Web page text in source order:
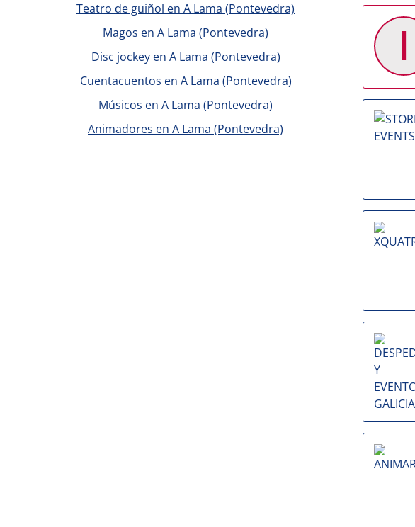
I
Teatro de guiñol en A Lama (Pontevedra)
Magos en A Lama (Pontevedra)
Disc jockey en A Lama (Pontevedra)
Cuentacuentos en A Lama (Pontevedra)
Músicos en A Lama (Pontevedra)
Animadores en A Lama (Pontevedra)